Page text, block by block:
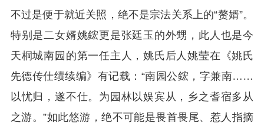
不过是便于就近关照，绝不是宗法关系上的“赘婿”。
特别是二女婿姚鋐更是张廷玉的外甥，此人也是今
天桐城南园的第一任主人，姚氏后人姚莹在《姚氏
先德传仕绩续编》有记载：“南园公鋐，字兼南……
以忧归，遂不仕。为园林以娱宾从，乡之耆宿多从
之游。”如此悠游，绝不可能是畏首畏尾、惹人指摘